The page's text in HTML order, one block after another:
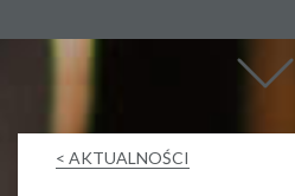
< AKTUALNOŚCI